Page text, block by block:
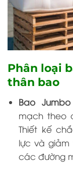
Phân loại
thân bao
Bao
mạch theo
Thiết kế
lực và
các đường